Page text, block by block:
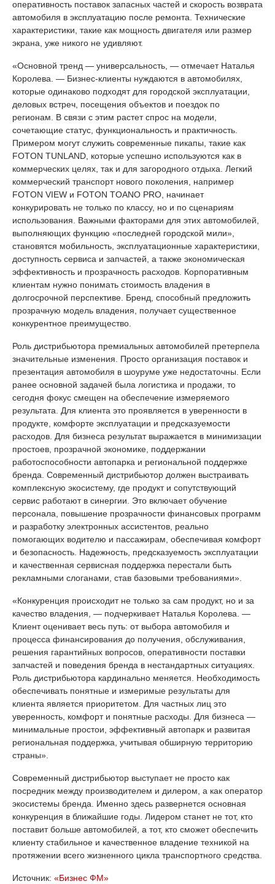
оперативность поставок запасных частей и скорость возврата
автомобиля в эксплуатацию после ремонта. Технические
характеристики, такие как мощность двигателя или размер
экрана, уже никого не удивляют.
«Основной тренд — универсальность, — отмечает Наталья
Королева. — Бизнес-клиенты нуждаются в автомобилях,
которые одинаково подходят для городской эксплуатации,
деловых встреч, посещения объектов и поездок по
регионам. В связи с этим растет спрос на модели,
сочетающие статус, функциональность и практичность.
Примером могут служить современные пикапы, такие как
FOTON TUNLAND, которые успешно используются как в
коммерческих целях, так и для загородного отдыха. Легкий
коммерческий транспорт нового поколения, например
FOTON VIEW и FOTON TOANO PRO, начинает
конкурировать не только по классу, но и по сценариям
использования. Важными факторами для этих автомобилей,
выполняющих функцию «последней городской мили»,
становятся мобильность, эксплуатационные характеристики,
доступность сервиса и запчастей, а также экономическая
эффективность и прозрачность расходов. Корпоративным
клиентам нужно понимать стоимость владения в
долгосрочной перспективе. Бренд, способный предложить
прозрачную модель владения, получает существенное
конкурентное преимущество.
Роль дистрибьютора премиальных автомобилей претерпела
значительные изменения. Просто организация поставок и
презентация автомобиля в шоуруме уже недостаточны. Если
ранее основной задачей была логистика и продажи, то
сегодня фокус смещен на обеспечение измеряемого
результата. Для клиента это проявляется в уверенности в
продукте, комфорте эксплуатации и предсказуемости
расходов. Для бизнеса результат выражается в минимизации
простоев, прозрачной экономике, поддержании
работоспособности автопарка и региональной поддержке
бренда. Современный дистрибьютор должен выстраивать
комплексную экосистему, где продукт и сопутствующий
сервис работают в синергии. Это включает обучение
персонала, повышение прозрачности финансовых программ
и разработку электронных ассистентов, реально
помогающих водителю и пассажирам, обеспечивая комфорт
и безопасность. Надежность, предсказуемость эксплуатации
и качественная сервисная поддержка перестали быть
рекламными слоганами, став базовыми требованиями».
«Конкуренция происходит не только за сам продукт, но и за
качество владения, — подчеркивает Наталья Королева. —
Клиент оценивает весь путь: от выбора автомобиля и
процесса финансирования до получения, обслуживания,
решения гарантийных вопросов, оперативности поставки
запчастей и поведения бренда в нестандартных ситуациях.
Роль дистрибьютора кардинально меняется. Необходимость
обеспечивать понятные и измеримые результаты для
клиента является приоритетом. Для частных лиц это
уверенность, комфорт и понятные расходы. Для бизнеса —
минимальные простои, эффективный автопарк и развитая
региональная поддержка, учитывая обширную территорию
страны».
Современный дистрибьютор выступает не просто как
посредник между производителем и дилером, а как оператор
экосистемы бренда. Именно здесь развернется основная
конкуренция в ближайшие годы. Лидером станет не тот, кто
поставит больше автомобилей, а тот, кто сможет обеспечить
клиенту стабильное и качественное владение техникой на
протяжении всего жизненного цикла транспортного средства.
Источник: «Бизнес ФМ»